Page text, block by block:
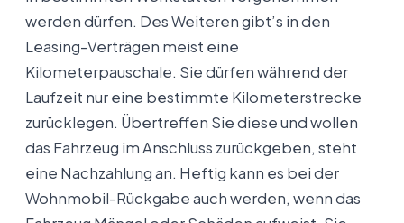
werden dürfen. Des Weiteren gibt’s in den
Leasing-Verträgen meist eine
Kilometerpauschale. Sie dürfen während der
Laufzeit nur eine bestimmte Kilometerstrecke
zurücklegen. Übertreffen Sie diese und wollen
das Fahrzeug im Anschluss zurückgeben, steht
eine Nachzahlung an. Heftig kann es bei der
Wohnmobil-Rückgabe auch werden, wenn das